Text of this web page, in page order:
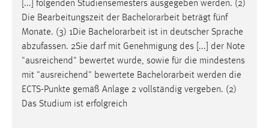
[...] folgenden Studiensemesters ausgegeben werden. (2)
Die Bearbeitungszeit der Bachelorarbeit beträgt fünf
Monate. (3) 1Die Bachelorarbeit ist in deutscher Sprache
abzufassen. 2Sie darf mit Genehmigung des [...] der Note
"ausreichend" bewertet wurde, sowie für die mindestens
mit "ausreichend" bewertete Bachelorarbeit werden die
ECTS-Punkte gemäß Anlage 2 vollständig vergeben. (2)
Das Studium ist erfolgreich